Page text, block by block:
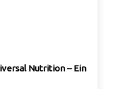
– Einnahme,